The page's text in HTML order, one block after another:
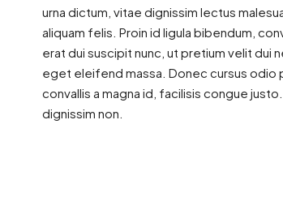
urna dictum, vitae dignissim lectus
aliquam felis. Proin id ligula bibendum,
erat dui suscipit nunc, ut pretium velit
eget eleifend massa. Donec cursus odio
convallis a magna id, facilisis congue
dignissim non.